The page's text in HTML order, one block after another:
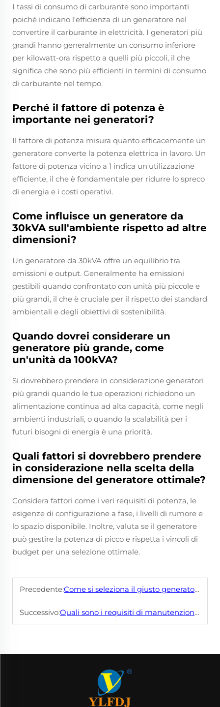
I tassi di consumo di carburante sono importanti
poiché indicano l'efficienza di un generatore nel
convertire il carburante in elettricità. I generatori più
grandi hanno generalmente un consumo inferiore
per kilowatt-ora rispetto a quelli più piccoli, il che
significa che sono più efficienti in termini di consumo
di carburante nel tempo.
Perché il fattore di potenza è
importante nei generatori?
Il fattore di potenza misura quanto efficacemente un
generatore converte la potenza elettrica in lavoro. Un
fattore di potenza vicino a 1 indica un'utilizzazione
efficiente, il che è fondamentale per ridurre lo spreco
di energia e i costi operativi.
Come influisce un generatore da
30kVA sull'ambiente rispetto ad altre
dimensioni?
Un generatore da 30kVA offre un equilibrio tra
emissioni e output. Generalmente ha emissioni
gestibili quando confrontato con unità più piccole e
più grandi, il che è cruciale per il rispetto dei standard
ambientali e degli obiettivi di sostenibilità.
Quando dovrei considerare un
generatore più grande, come
un'unità da 100kVA?
Si dovrebbero prendere in considerazione generatori
più grandi quando le tue operazioni richiedono un
alimentazione continua ad alta capacità, come negli
ambienti industriali, o quando la scalabilità per i
futuri bisogni di energia è una priorità.
Quali fattori si dovrebbero prendere
in considerazione nella scelta della
dimensione del generatore ottimale?
Considera fattori come i veri requisiti di potenza, le
esigenze di configurazione a fase, i livelli di rumore e
lo spazio disponibile. Inoltre, valuta se il generatore
può gestire la potenza di picco e rispetta i vincoli di
budget per una selezione ottimale.
Precedente:Come si seleziona il giusto generatore da 30kVA per le proprie esigenze?
Successivo:Quali sono i requisiti di manutenzione comuni per un generatore da 30kVA?